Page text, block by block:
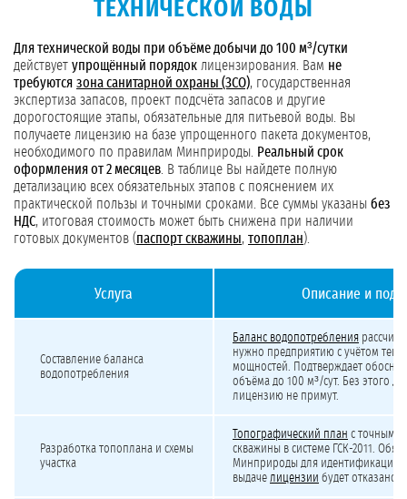
ТЕХНИЧЕСКОЙ ВОДЫ
Для технической воды при объёме добычи до 100 м³/сутки
действует упрощённый порядок лицензирования. Вам не
требуются зона санитарной охраны (ЗСО), государственная
экспертиза запасов, проект подсчёта запасов и другие
дорогостоящие этапы, обязательные для питьевой воды. Вы
получаете лицензию на базе упрощенного пакета документов,
необходимого по правилам Минприроды. Реальный срок
оформления от 2 месяцев . В таблице Вы найдете полную
детализацию всех обязательных этапов с пояснением их
практической пользы и точными сроками. Все суммы указаны без
НДС, итоговая стоимость может быть снижена при наличии
готовых документов (паспорт скважины, топоплан).
Услуга Описание и
Составление баланса
водопотребления
Баланс водопотребления
нужно предприятию с учётом
мощностей. Подтверждает
объёма до 100 м³/сут. Без этого
лицензию не примут.
Разработка топоплана и схемы
участка
Топографический план с точными
скважины в системе ГСК-2011.
Минприроды для идентификации
выдаче лицензии будет отказано.